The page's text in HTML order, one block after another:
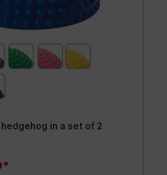
in a set of 2